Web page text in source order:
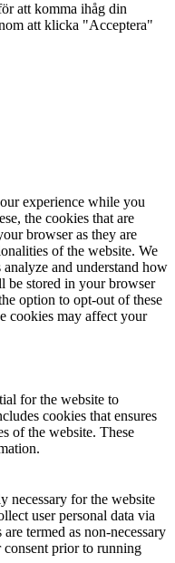
att komma ihåg din
att klicka "Acceptera"
experience while you
the cookies that are
browser as they are
of the website. We
and understand how
be stored in your browser
option to opt-out of these
cookies may affect your
for the website to
cookies that ensures
of the website. These
necessary for the website
user personal data via
termed as non-necessary
consent prior to running